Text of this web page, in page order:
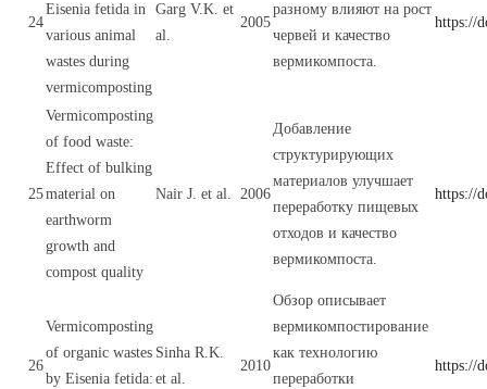
24
Eisenia fetida in
various animal
wastes during
vermicomposting
Garg V.K. et
al.
2005
разному влияют на рост
червей и качество
вермикомпоста.
https://
25
Vermicomposting
of food waste:
Effect of bulking
material on
earthworm
growth and
compost quality
Nair J. et al. 2006
Добавление
структурирующих
материалов улучшает
переработку пищевых
отходов и качество
вермикомпоста.
https://
26
Vermicomposting
of organic wastes
by Eisenia fetida:
Sinha R.K.
et al.
2010
Обзор описывает
вермикомпостирование
как технологию
переработки
https://